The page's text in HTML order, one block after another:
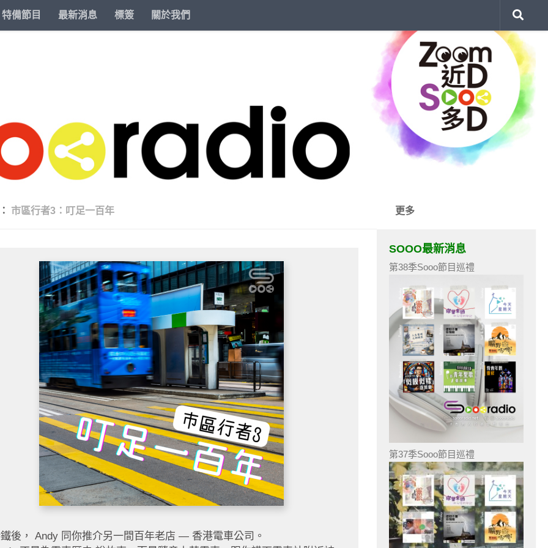
特備節目 最新消息 標簽 關於我們
市區行者3：叮足一百年
後， Andy 同你推介另一間百年老店 — 香港電車公司。
更多
SOOO最新消息
第38季Sooo節目巡禮
第37季Sooo節目巡禮